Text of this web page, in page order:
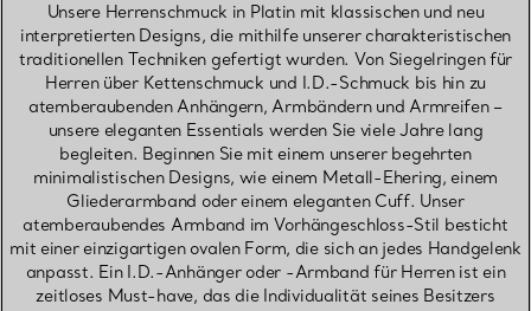
Unsere Herrenschmuck in Platin mit klassischen und neu
interpretierten Designs, die mithilfe unserer charakteristischen
traditionellen Techniken gefertigt wurden. Von Siegelringen für
Herren über Kettenschmuck und I.D.-Schmuck bis hin zu
atemberaubenden Anhängern, Armbändern und Armreifen –
unsere eleganten Essentials werden Sie viele Jahre lang
begleiten. Beginnen Sie mit einem unserer begehrten
minimalistischen Designs, wie einem Metall-Ehering, einem
Gliederarmband oder einem eleganten Cuff. Unser
atemberaubendes Armband im Vorhängeschloss-Stil besticht
mit einer einzigartigen ovalen Form, die sich an jedes Handgelenk
anpasst. Ein I.D.-Anhänger oder -Armband für Herren ist ein
zeitloses Must-have, das die Individualität seines Besitzers